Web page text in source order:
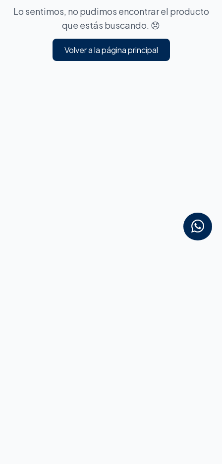
Lo sentimos, no pudimos encontrar el producto
que estás buscando. 😞
Volver a la página principal